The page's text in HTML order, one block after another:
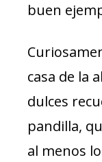
buen
casa de la
dulces
pandilla,
al menos